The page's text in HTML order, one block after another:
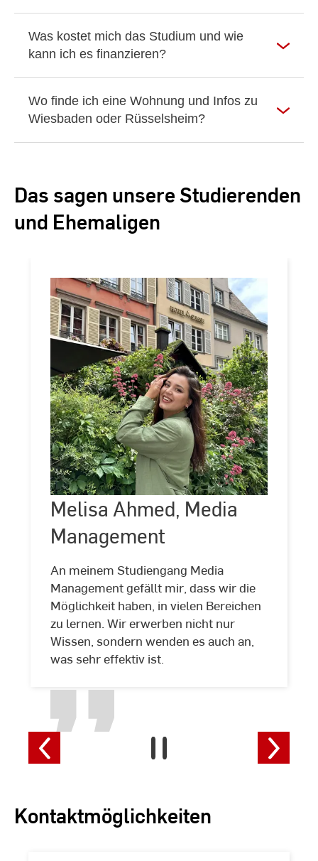
Was kostet mich das Studium und wie
kann ich es finanzieren?
Wo finde ich eine Wohnung und Infos zu
Wiesbaden oder Rüsselsheim?
Das sagen unsere Studierenden
und Ehemaligen
©
Melisa
Ahmed
Melisa Ahmed, Media
Management
An meinem Studiengang Media
Management gefällt mir, dass wir die
Möglichkeit haben, in vielen Bereichen
zu lernen. Wir erwerben nicht nur
Wissen, sondern wenden es auch an,
was sehr effektiv ist.
Melisa
Ahmed,
Media
Management
Kontaktmöglichkeiten